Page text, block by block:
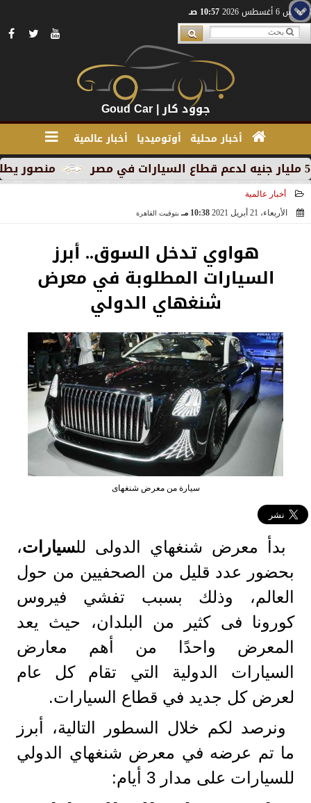
الخميس 6 أغسطس 2026 10:57 صـ
جوود كار | Goud Car
أخبار محلية أوتوميديا أخبار عالمية
منصور يطلق MG RX9 PHEV الجديدة كليًا في السوق المصري كأول سيارة Plug-in Hybrid من العلامة
أخبار عالمية
الأربعاء، 21 أبريل 2021
10:38 مـ بتوقيت القاهرة
هواوي تدخل السوق.. أبرز
السيارات المطلوبة في معرض
شنغهاي الدولي
سيارة من معرض شنغهاى
بدأ معرض شنغهاي الدولى للسيارات،
بحضور عدد قليل من الصحفيين من حول
العالم، وذلك بسبب تفشي فيروس
كورونا فى كثير من البلدان، حيث يعد
المعرض واحدًا من أهم معارض
السيارات الدولية التي تقام كل عام
لعرض كل جديد في قطاع السيارات.
ونرصد لكم خلال السطور التالية، أبرز
ما تم عرضه في معرض شنغهاي الدولي
للسيارات على مدار 3 أيام: